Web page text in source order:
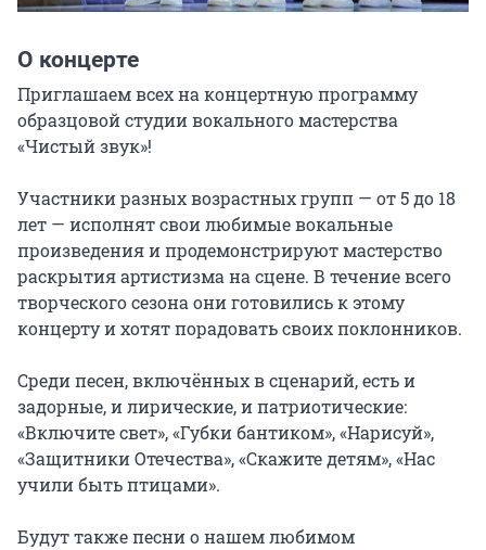
О концерте
Приглашаем всех на концертную программу
образцовой студии вокального мастерства
«Чистый звук»!
Участники разных возрастных групп — от 5 до 18
лет — исполнят свои любимые вокальные
произведения и продемонстрируют мастерство
раскрытия артистизма на сцене. В течение всего
творческого сезона они готовились к этому
концерту и хотят порадовать своих поклонников.
Среди песен, включённых в сценарий, есть и
задорные, и лирические, и патриотические:
«Включите свет», «Губки бантиком», «Нарисуй»,
«Защитники Отечества», «Скажите детям», «Нас
учили быть птицами».
Будут также песни о нашем любимом